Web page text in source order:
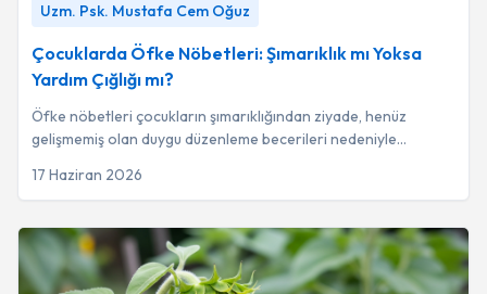
Çığlığı mı?-Uzm. Psk. Mustafa Cem Oğuz
Uzm. Psk. Mustafa Cem Oğuz
Çocuklarda Öfke Nöbetleri: Şımarıklık mı Yoksa
Yardım Çığlığı mı?
Öfke nöbetleri çocukların şımarıklığından ziyade, henüz
gelişmemiş olan duygu düzenleme becerileri nedeniyle
17 Haziran 2026